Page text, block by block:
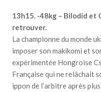
13h15. -48kg – Bilodid et
retrouver.
La championne du monde
imposer son makikomi et
expérimentée Hongroise
Française qui ne relâchait
ippon de l’arbitre après